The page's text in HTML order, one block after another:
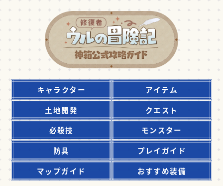
キャラクター
アイテム
土地開発
クエスト
必殺技
モンスター
防具
プレイガイド
マップガイド
おすすめ装備